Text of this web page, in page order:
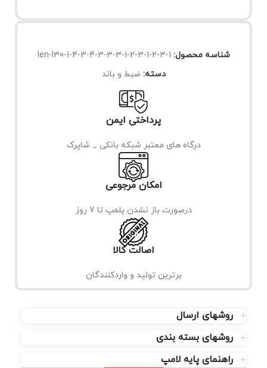
شناسه محصول: len-l30-1-4-3-4-3-3-3-1-2-3-1-2-3-1
دسته: ضبط و باند
پرداختی ایمن
درگاه های معتبر شبکه بانکی _ شاپرک
امکان مرجوعی
درصورت باز نشدن پلمپ تا 7 روز
اصالت کالا
برترین تولید و واردکنندگان
روشهای ارسال
روشهای بسته بندی
راهنمای پایه لامپ